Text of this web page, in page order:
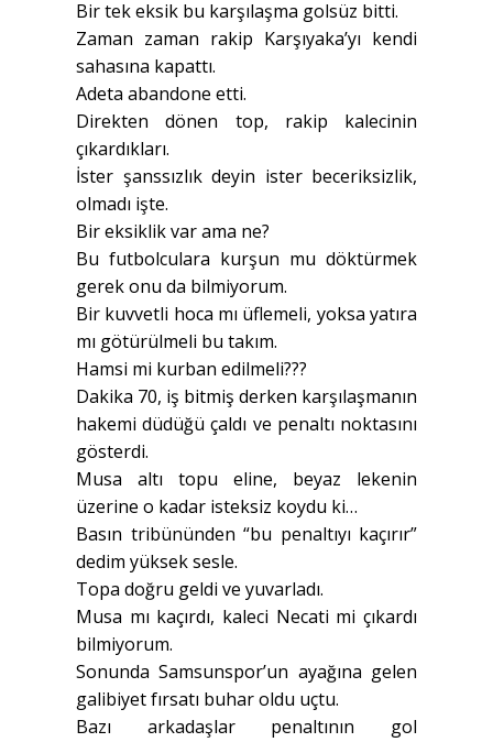
Bir tek eksik bu karşılaşma golsüz bitti.
Zaman zaman rakip Karşıyaka’yı kendi
sahasına kapattı.
Adeta abandone etti.
Direkten dönen top, rakip kalecinin
çıkardıkları.
İster şanssızlık deyin ister beceriksizlik,
olmadı işte.
Bir eksiklik var ama ne?
Bu futbolculara kurşun mu döktürmek
gerek onu da bilmiyorum.
Bir kuvvetli hoca mı üflemeli, yoksa yatıra
mı götürülmeli bu takım.
Hamsi mi kurban edilmeli???
Dakika 70, iş bitmiş derken karşılaşmanın
hakemi düdüğü çaldı ve penaltı noktasını
gösterdi.
Musa altı topu eline, beyaz lekenin
üzerine o kadar isteksiz koydu ki…
Basın tribününden “bu penaltıyı kaçırır”
dedim yüksek sesle.
Topa doğru geldi ve yuvarladı.
Musa mı kaçırdı, kaleci Necati mi çıkardı
bilmiyorum.
Sonunda Samsunspor’un ayağına gelen
galibiyet fırsatı buhar oldu uçtu.
Bazı arkadaşlar penaltının gol